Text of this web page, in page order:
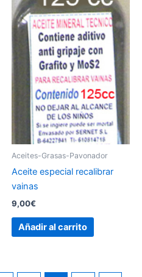
Aceites-Grasas-Pavonador
Aceite especial recalibrar
vainas
9,00€
Añadir al carrito